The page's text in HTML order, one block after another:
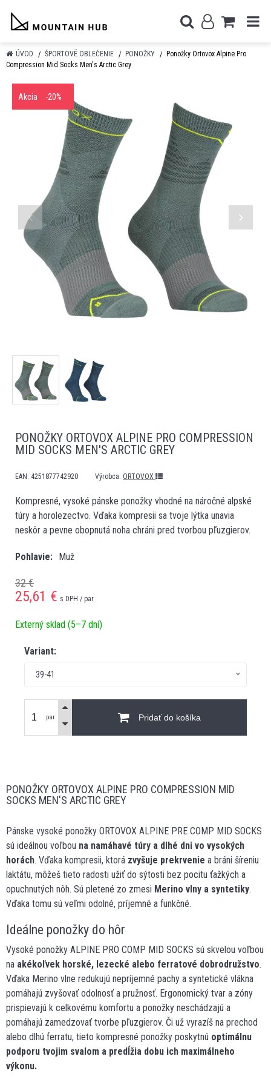
ÚVOD ŠPORTOVÉ OBLEČENIE PONOŽKY
Ponožky Ortovox Alpine Pro
Compression Mid Socks Men's Arctic Grey
Akcia -20%
PONOŽKY ORTOVOX ALPINE PRO COMPRESSION
MID SOCKS MEN'S ARCTIC GREY
EAN: 4251877742920 Výrobca: ORTOVOX
Kompresné, vysoké pánske ponožky vhodné na náročné alpské
túry a horolezectvo. Vďaka kompresii sa tvoje lýtka unavia
neskôr a pevne obopnutá noha chráni pred tvorbou pľuzgierov.
Pohlavie Muž
32 €
25,61 € s DPH / par
Externý sklad (5–7 dní)
Variant:
39-41
par Pridať do košíka
PONOŽKY ORTOVOX ALPINE PRO COMPRESSION MID
SOCKS MEN'S ARCTIC GREY
Pánske vysoké ponožky ORTOVOX ALPINE PRE COMP MID SOCKS
sú ideálnou voľbou na namáhavé túry a dlhé dni vo vysokých
horách. Vďaka kompresii, ktorá zvyšuje prekrvenie a bráni šíreniu
laktátu, môžeš tieto radosti užiť do sýtosti bez pocitu ťažkých a
opuchnutých nôh. Sú pletené zo zmesi Merino vlny a syntetiky.
Vďaka tomu sú veľmi odolné, príjemné a funkčné.
Ideálne ponožky do hôr
Vysoké ponožky ALPINE PRO COMP MID SOCKS sú skvelou voľbou
na akékoľvek horské, lezecké alebo ferratové dobrodružstvo.
Vďaka Merino vlne redukujú nepríjemné pachy a syntetické vlákna
pomáhajú zvyšovať odolnosť a pružnosť. Ergonomický tvar a zóny
prispievajú k celkovému komfortu a ponožky neschádzajú a
pomáhajú zamedzovať tvorbe pľuzgierov. Či už vyrazíš na prechod
alebo dlhú ferratu, tieto kompresné ponožky poskytnú optimálnu
podporu tvojim svalom a predĺžia dobu ich maximálneho
výkonu.